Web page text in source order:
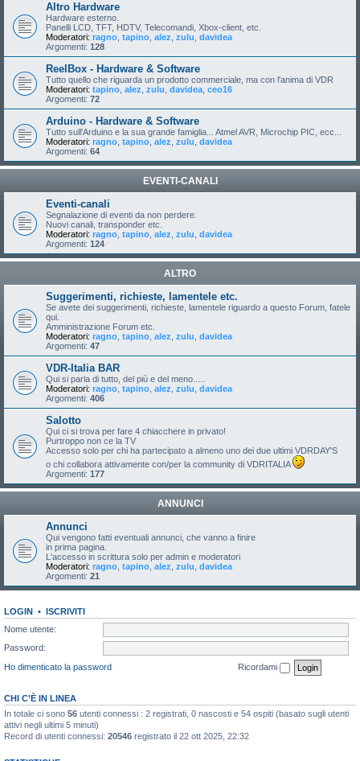
Altro Hardware
Hardware esterno.
Panelli LCD, TFT, HDTV, Telecomandi, Xbox-client, etc.
Moderatori: ragno tapino alez zulu davidea
Argomenti: 128
ReelBox - Hardware & Software
Tutto quello che riguarda un prodotto commerciale, ma con l'anima di VDR
Moderatori: tapino alez zulu davidea ceo16
Argomenti: 72
Arduino - Hardware & Software
Tutto sull'Arduino e la sua grande famiglia... Atmel AVR, Microchip PIC, ecc...
Moderatori: ragno tapino alez zulu davidea
Argomenti: 64
EVENTI-CANALI
Eventi-canali
Segnalazione di eventi da non perdere.
Nuovi canali, transponder etc.
Moderatori: ragno tapino alez zulu davidea
Argomenti: 124
ALTRO
Suggerimenti, richieste, lamentele etc.
Se avete dei suggerimenti, richieste, lamentele riguardo a questo Forum, fatele
qui.
Amministrazione Forum etc.
Moderatori: ragno tapino alez zulu davidea
Argomenti: 47
VDR-Italia BAR
Qui si parla di tutto, del più e del meno.....
Moderatori: ragno tapino alez zulu davidea
Argomenti: 406
Salotto
Qui ci si trova per fare 4 chiacchere in privato!
Purtroppo non ce la TV
Accesso solo per chi ha partecipato a almeno uno dei due ultimi VDRDAY'S
o chi collabora attivamente con/per la community di VDRITALIA
Argomenti: 177
ANNUNCI
Annunci
Qui vengono fatti eventuali annunci, che vanno a finire
in prima pagina.
L'accesso in scrittura solo per admin e moderatori
Moderatori: ragno tapino alez zulu davidea
Argomenti: 21
LOGIN • ISCRIVITI
Nome utente:
Password:
Ho dimenticato la password
Ricordami
CHI C’È IN LINEA
In totale ci sono 56 utenti connessi : 2 registrati, 0 nascosti e 54 ospiti (basato sugli utenti
attivi negli ultimi 5 minuti)
Record di utenti connessi: 20546 registrato il 22 ott 2025, 22:32